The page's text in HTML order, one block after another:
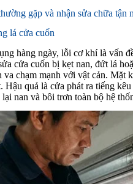
gặp và nhận sửa chữa tận
lá cửa cuốn
hàng ngày, lỗi cơ khí là vấn
cửa cuốn bị kẹt nan, đứt lá
va chạm mạnh với vật cản. Mặt
Hậu quả là cửa phát ra tiếng
nan và bôi trơn toàn bộ hệ